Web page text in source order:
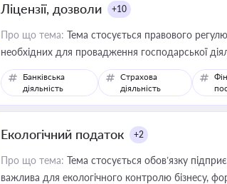
Ліцензії, дозволи +10
Про що тема: Тема стосується правового
необхідних для провадження господарської
Банківська
діяльність
Страхова
діяльність
Екологічний податок +2
Про що тема: Тема стосується обов’язку
важлива для екологічного контролю бізнесу,